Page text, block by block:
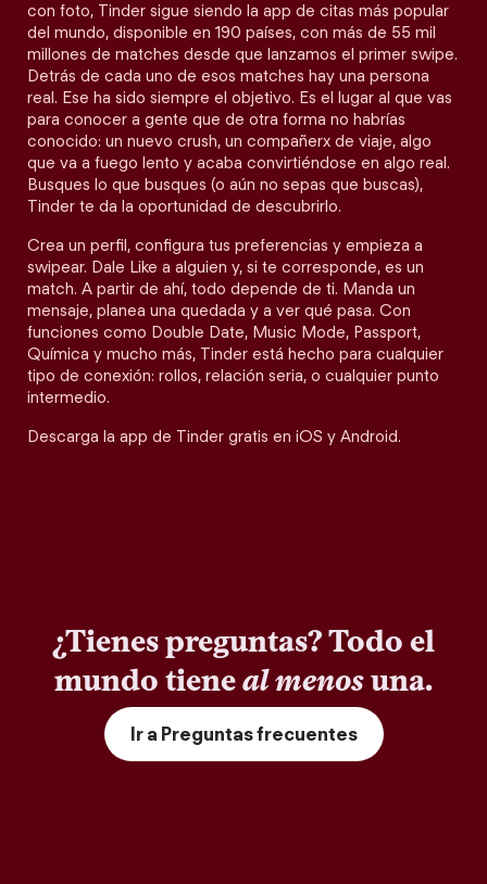
con foto, Tinder sigue siendo la app de citas más popular
del mundo, disponible en 190 países, con más de 55 mil
millones de matches desde que lanzamos el primer swipe.
Detrás de cada uno de esos matches hay una persona
real. Ese ha sido siempre el objetivo. Es el lugar al que vas
para conocer a gente que de otra forma no habrías
conocido: un nuevo crush, un compañerx de viaje, algo
que va a fuego lento y acaba convirtiéndose en algo real.
Busques lo que busques (o aún no sepas que buscas),
Tinder te da la oportunidad de descubrirlo.
Crea un perfil, configura tus preferencias y empieza a
swipear. Dale Like a alguien y, si te corresponde, es un
match. A partir de ahí, todo depende de ti. Manda un
mensaje, planea una quedada y a ver qué pasa. Con
funciones como Double Date, Music Mode, Passport,
Química y mucho más, Tinder está hecho para cualquier
tipo de conexión: rollos, relación seria, o cualquier punto
intermedio.
Descarga la app de Tinder gratis en iOS y Android.
¿Tienes preguntas? Todo el
mundo tieneal menosuna.
Ir a Preguntas frecuentes